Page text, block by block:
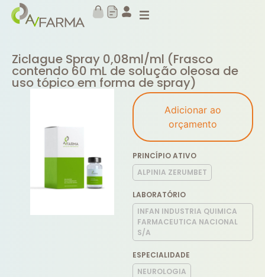
Ziclague Spray 0,08ml/ml (Frasco
contendo 60 mL de solução oleosa de
uso tópico em forma de spray)
Adicionar ao
orçamento
PRINCÍPIO ATIVO
ALPINIA ZERUMBET
LABORATÓRIO
INFAN INDUSTRIA QUIMICA
FARMACEUTICA NACIONAL
S/A
ESPECIALIDADE
NEUROLOGIA